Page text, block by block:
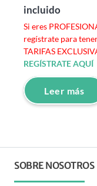
incluido
Si eres
regístrate para
TARIFAS
REGÍSTRATE AQUÍ
Leer más
SOBRE NOSOTROS